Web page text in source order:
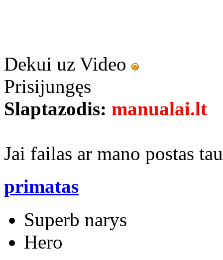
Dekui uz Video
Prisijungęs
Slaptazodis: manualai.lt
Jai failas ar mano postas
primatas
Superb narys
Hero